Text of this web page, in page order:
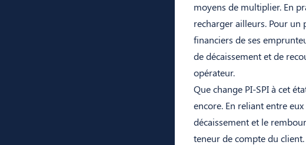
moyens de multiplier. En
recharger ailleurs. Pour un
financiers de ses
de décaissement et de
opérateur.
Que change PI-SPI à cet
encore. En reliant entre
décaissement et le
teneur de compte du